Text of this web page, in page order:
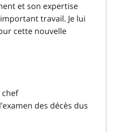
et son expertise
travail. Je lui
cette nouvelle
des décès dus